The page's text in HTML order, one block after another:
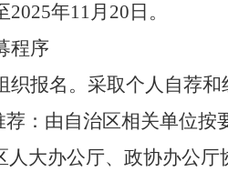
2025年11月 20 日。
程序
织报名 。采取个人自荐和
荐：由自治区相关单位按
人大办公厅、政协办公